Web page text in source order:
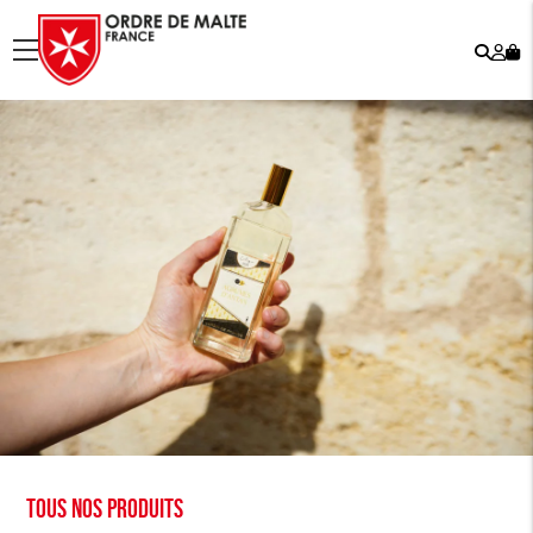
menu
Tous nos produits